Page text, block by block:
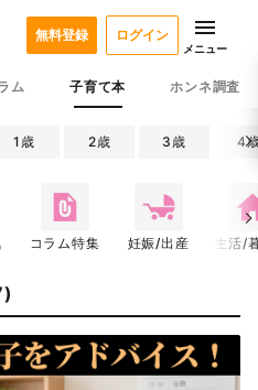
ム 子育て本 ホンネ調査
無料登録 ログイン
メニュー
1歳 2歳 3歳 4
コラム特集 妊娠/出産 生活/